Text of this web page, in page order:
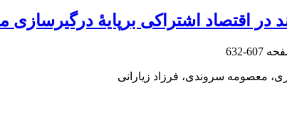
در اقتصاد اشتراکی برپایۀ
607-632
معصومه سروندی، فرزاد زیارانی